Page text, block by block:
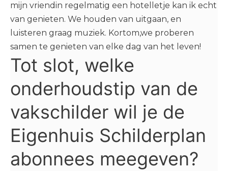
mijn vriendin regelmatig een hotelletje kan ik echt
van genieten. We houden van uitgaan, en
luisteren graag muziek. Kortom,we proberen
samen te genieten van elke dag van het leven!
Tot slot, welke
onderhoudstip van de
vakschilder wil je de
Eigenhuis Schilderplan
abonnees meegeven?